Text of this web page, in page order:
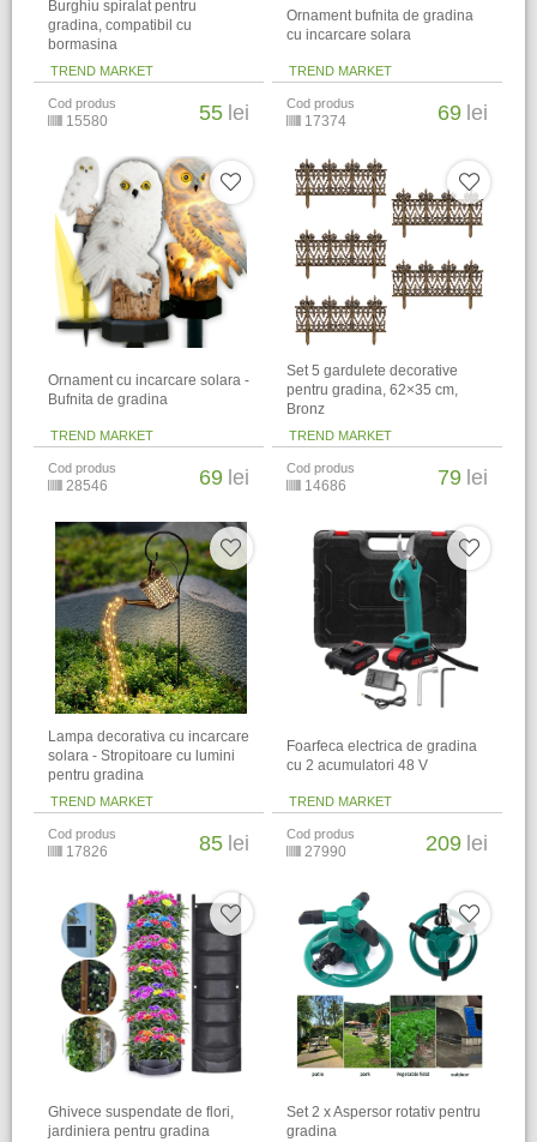
Burghiu spiralat pentru
gradina, compatibil cu
bormasina
TREND MARKET
Cod produs
15580 55 lei
Ornament bufnita de gradina
cu incarcare solara
TREND MARKET
Cod produs
17374 69 lei
Ornament cu incarcare solara -
Bufnita de gradina
TREND MARKET
Cod produs
28546 69 lei
Set 5 gardulete decorative
pentru gradina, 62×35 cm,
Bronz
TREND MARKET
Cod produs
14686 79 lei
Lampa decorativa cu incarcare
solara - Stropitoare cu lumini
pentru gradina
TREND MARKET
Cod produs
17826 85 lei
Foarfeca electrica de gradina
cu 2 acumulatori 48 V
TREND MARKET
Cod produs
27990 209 lei
Ghivece suspendate de flori,
jardiniera pentru gradina
Set 2 x Aspersor rotativ pentru
gradina